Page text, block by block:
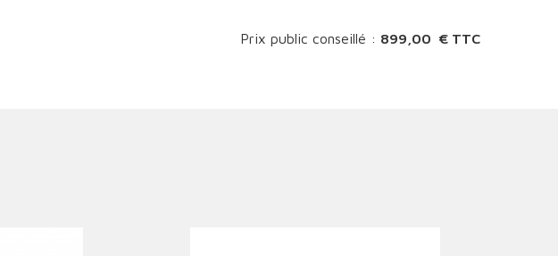
Prix public conseillé : 899,00 € TTC